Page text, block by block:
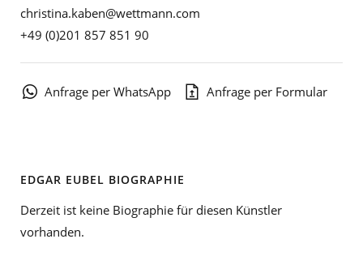
christina.kaben@wettmann.com
+49 (0)201 857 851 90
Anfrage per WhatsApp Anfrage per Formular
EDGAR EUBEL BIOGRAPHIE
Derzeit ist keine Biographie für diesen Künstler
vorhanden.